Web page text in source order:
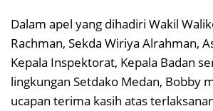
Dalam apel yang dihadiri Wakil
Rachman, Sekda Wiriya Alrahman,
Kepala Inspektorat, Kepala Badan
lingkungan Setdako Medan, Bobby
ucapan terima kasih atas